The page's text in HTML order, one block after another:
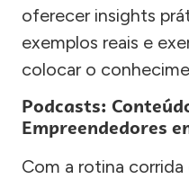
oferecer insights
exemplos reais e
colocar o
Podcasts:
Empreendedores
Com a rotina